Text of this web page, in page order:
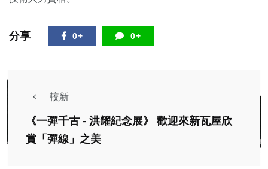
分享 0+ 0+
較新
《一彈千古 - 洪耀紀念展》 歡迎來新瓦屋欣
賞「彈線」之美